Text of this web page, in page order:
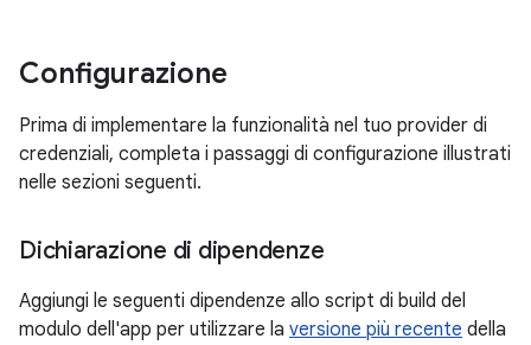
Configurazione
Prima di implementare la funzionalità nel tuo provider di
credenziali, completa i passaggi di configurazione illustrati
nelle sezioni seguenti.
Dichiarazione di dipendenze
Aggiungi le seguenti dipendenze allo script di build del
modulo dell'app per utilizzare la versione più recente della